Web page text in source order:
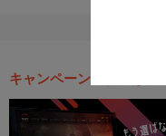
キャンペーン・お得な情報